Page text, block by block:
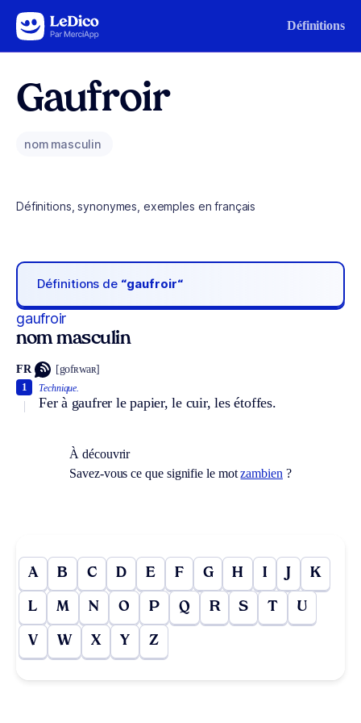
Aller au contenu Définitions
Gaufroir
nom masculin
Définitions, synonymes, exemples en français
Définitions de “gaufroir“
gaufroir
nom masculin
FR [gofʀwaʀ]
Technique.
Fer à gaufrer le papier, le cuir, les étoffes.
1
À découvrir
Savez-vous ce que signifie le motzambien ?
A B C D E F G H I J K
L M N O P Q R S T U
V W X Y Z